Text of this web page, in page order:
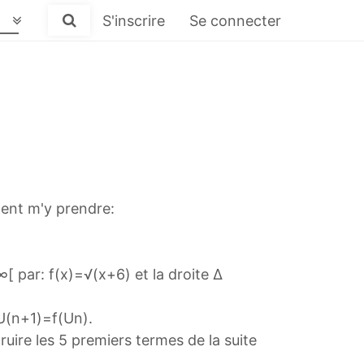
S'inscrire Se connecter
m'y prendre:
par: f(x)=√(x+6) et la droite Δ
les 5 premiers termes de la suite